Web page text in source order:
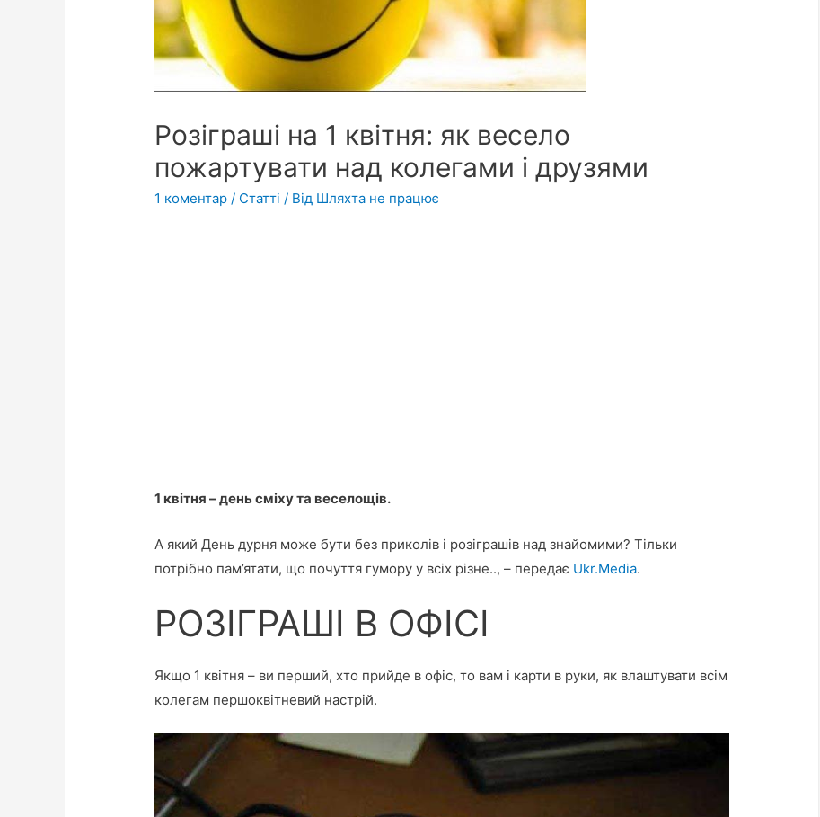
Розіграші на 1 квітня: як весело
пожартувати над колегами і друзями
1 коментар / Статті / Від Шляхта не працює
1 квітня – день сміху та веселощів.
А який День дурня може бути без приколів і розіграшів над знайомими? Тільки
потрібно пам’ятати, що почуття гумору у всіх різне.., – передає Ukr.Media.
РОЗІГРАШІ В ОФІСІ
Якщо 1 квітня – ви перший, хто прийде в офіс, то вам і карти в руки, як влаштувати всім
колегам першоквітневий настрій.